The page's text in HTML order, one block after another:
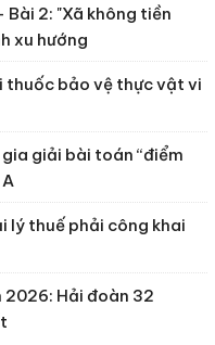
2: "Xã không tiền
xu hướng
thuốc bảo vệ thực vật vi
giải bài toán “điểm
lý thuế phải công khai
2026: Hải đoàn 32